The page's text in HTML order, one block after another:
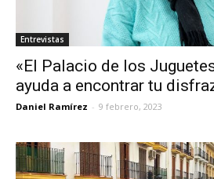
Entrevistas
«El Palacio de los
ayuda a encontrar tu
Daniel Ramírez - 9 febrero, 2023